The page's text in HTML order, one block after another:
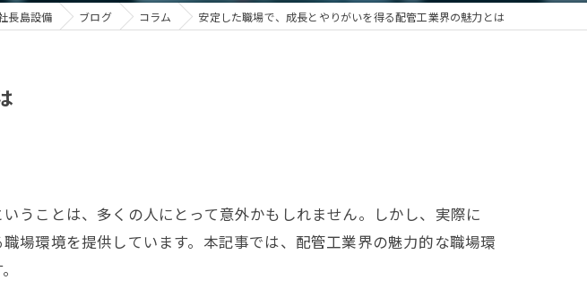
長島設備 ブログ コラム 安定した職場で、成長とやりがいを得る配管工業界の魅力とは
うことは、多くの人にとって意外かもしれません。しかし、実際に
場環境を提供しています。本記事では、配管工業界の魅力的な職場環